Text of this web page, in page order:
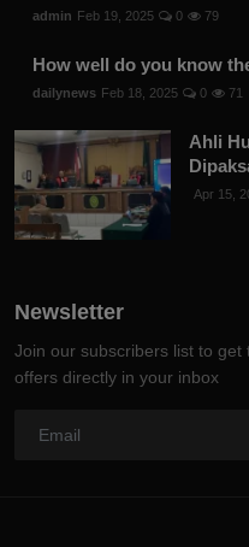
admin Feb 19, 2025 0 79
How well do you know
dailynews Feb 18, 2025 0 71
Ahli
Apr 15,
Newsletter
Join our subscribers list to
offers directly in your inbox